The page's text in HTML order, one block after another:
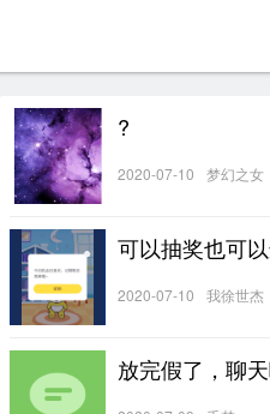
?
2020-07-10 梦幻之女
可以抽奖也可
2020-07-10 我徐世杰
放完假了，聊